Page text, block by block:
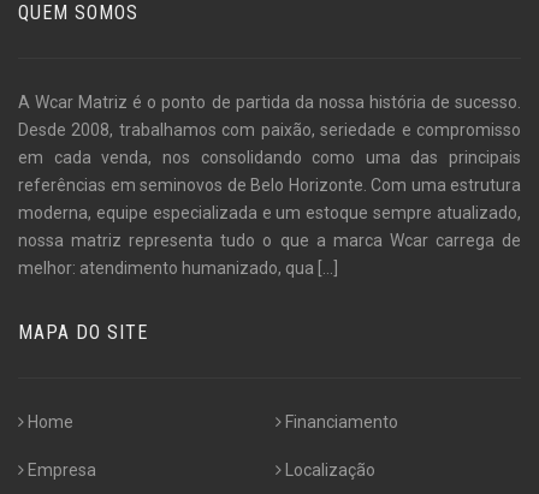
QUEM SOMOS
A Wcar Matriz é o ponto de partida da nossa história de sucesso.
Desde 2008, trabalhamos com paixão, seriedade e compromisso
em cada venda, nos consolidando como uma das principais
referências em seminovos de Belo Horizonte. Com uma estrutura
moderna, equipe especializada e um estoque sempre atualizado,
nossa matriz representa tudo o que a marca Wcar carrega de
melhor: atendimento humanizado, qua
MAPA DO SITE
Home
Empresa
Financiamento
Localização